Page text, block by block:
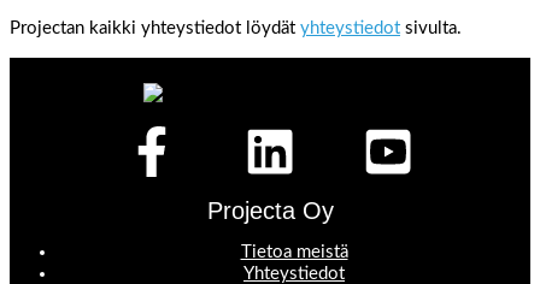
Projectan kaikki yhteystiedot löydät yhteystiedot sivulta.
Projecta Oy
Tietoa meistä
Yhteystiedot